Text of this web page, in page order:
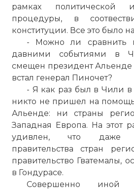
рамках политической
процедуры, в
конституции. Все это было
- Можно ли сравнить
давними событиями в
смещен президент Альенде
встал генерал Пиночет?
- Я как раз был в Чили в
никто не пришел на
Альенде: ни страны
Западная Европа. На этот
удивлен, что даже
правительства стран
правительство Гватемалы,
в Гондурасе.
Совершенно иной